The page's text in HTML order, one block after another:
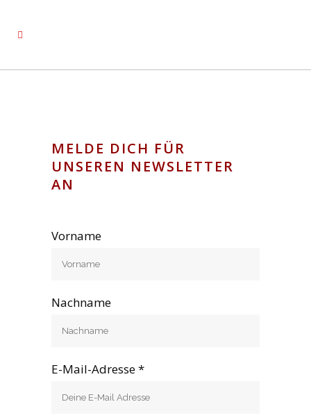
MELDE DICH FÜR
UNSEREN NEWSLETTER
AN
Vorname
Nachname
E-Mail-Adresse *